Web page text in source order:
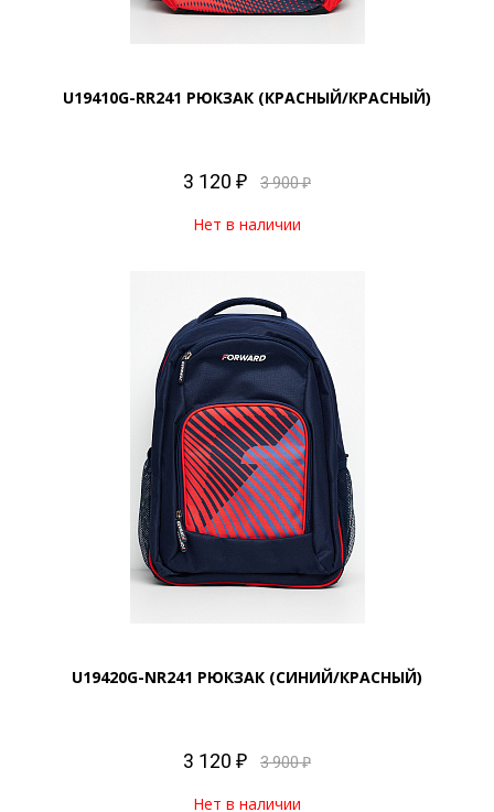
U19410G-RR241 РЮКЗАК (КРАСНЫЙ/КРАСНЫЙ)
3 120 ₽ 3 900 ₽
Нет в наличии
U19420G-NR241 РЮКЗАК (СИНИЙ/КРАСНЫЙ)
3 120 ₽ 3 900 ₽
Нет в наличии